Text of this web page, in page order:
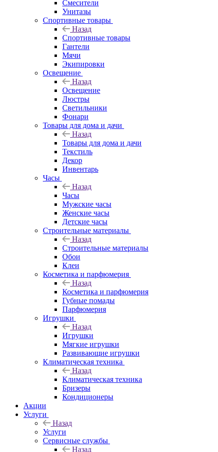
Смесители
Унитазы
Спортивные товары
Назад
Спортивные товары
Гантели
Мячи
Экипировки
Освещение
Назад
Освещение
Люстры
Светильники
Фонари
Товары для дома и дачи
Назад
Товары для дома и дачи
Текстиль
Декор
Инвентарь
Часы
Назад
Часы
Мужские часы
Женские часы
Детские часы
Строительные материалы
Назад
Строительные материалы
Обои
Клеи
Косметика и парфюмерия
Назад
Косметика и парфюмерия
Губные помады
Парфюмерия
Игрушки
Назад
Игрушки
Мягкие игрушки
Развивающие игрушки
Климатическая техника
Назад
Климатическая техника
Бризеры
Кондиционеры
Акции
Услуги
Назад
Услуги
Сервисные службы
Назад